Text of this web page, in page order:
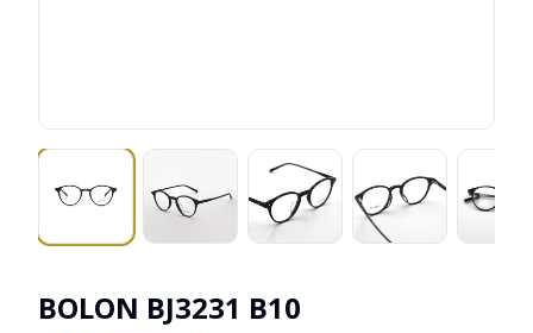
BOLON BJ3231 B10